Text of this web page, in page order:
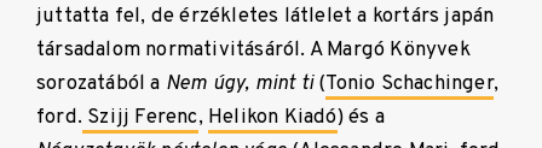
juttatta fel, de érzékletes látlelet a kortárs japán
társadalom normativitásáról. A Margó Könyvek
sorozatából a Nem úgy, mint ti(Tonio Schachinger,
ford. Szijj Ferenc, Helikon Kiadó) és a